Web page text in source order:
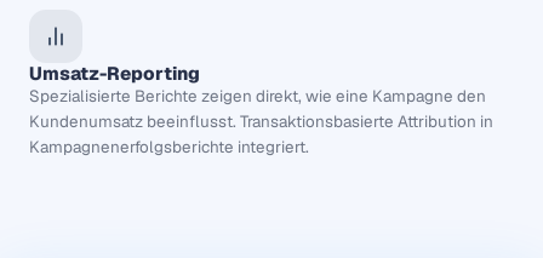
Umsatz-Reporting
Spezialisierte Berichte zeigen direkt, wie eine Kampagne den
Kundenumsatz beeinflusst. Transaktionsbasierte Attribution in
Kampagnenerfolgsberichte integriert.